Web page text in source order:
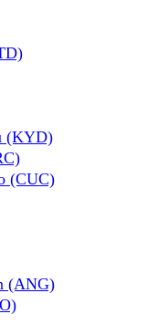
(KYD)
(CUC)
(ANG)